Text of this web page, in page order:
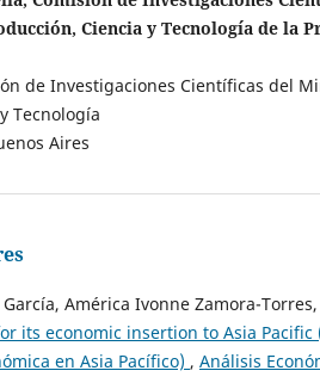
Ciencia y Tecnología de la
de Investigaciones Científicas del
Tecnología
Aires
García, América Ivonne Zamora-
its economic insertion to Asia
en Asia Pacífico) , Análisis